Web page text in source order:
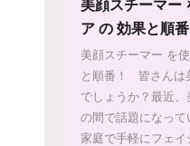
美顔スチーマー
ア の 効果と順
美顔スチーマー を
と順番！ 皆さんは
でしょうか？最近
の間で話題になって
家庭で手軽にフェイ